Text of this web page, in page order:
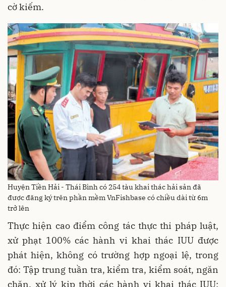
cờ kiếm.
Huyện Tiền Hải - Thái Bình có 254 tàu khai thác hải sản đã
được đăng ký trên phần mềm VnFishbase có chiều dài từ 6m
trở lên
Thực hiện cao điểm công tác thực thi pháp luật,
xử phạt 100% các hành vi khai thác IUU được
phát hiện, không có trường hợp ngoại lệ, trong
đó: Tập trung tuần tra, kiểm tra, kiểm soát, ngăn
chặn, xử lý kịp thời các hành vi khai thác IUU;